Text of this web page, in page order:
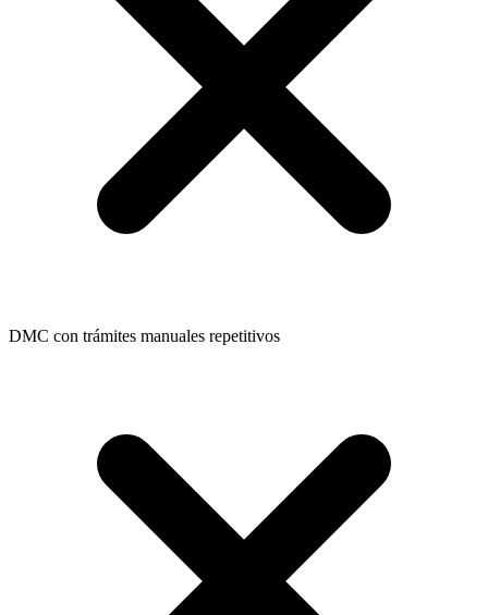
DMC con trámites manuales repetitivos